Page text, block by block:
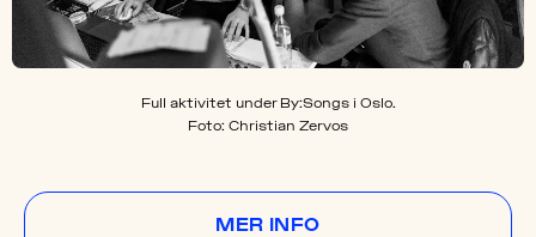
Full aktivitet under By:Songs i Oslo.
Foto: Christian Zervos
MER INFO